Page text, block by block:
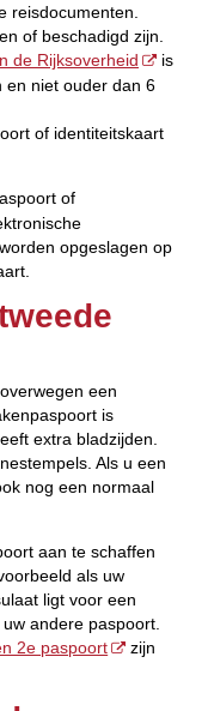
reisdocumenten.
of beschadigd zijn.
de Rijksoverheid
is
en niet ouder dan 6
of identiteitskaart
of
opgeslagen op
een
is
extra bladzijden.
Als u een
nog een normaal
aan te schaffen
als uw
ligt voor een
andere paspoort.
2e paspoort
zijn